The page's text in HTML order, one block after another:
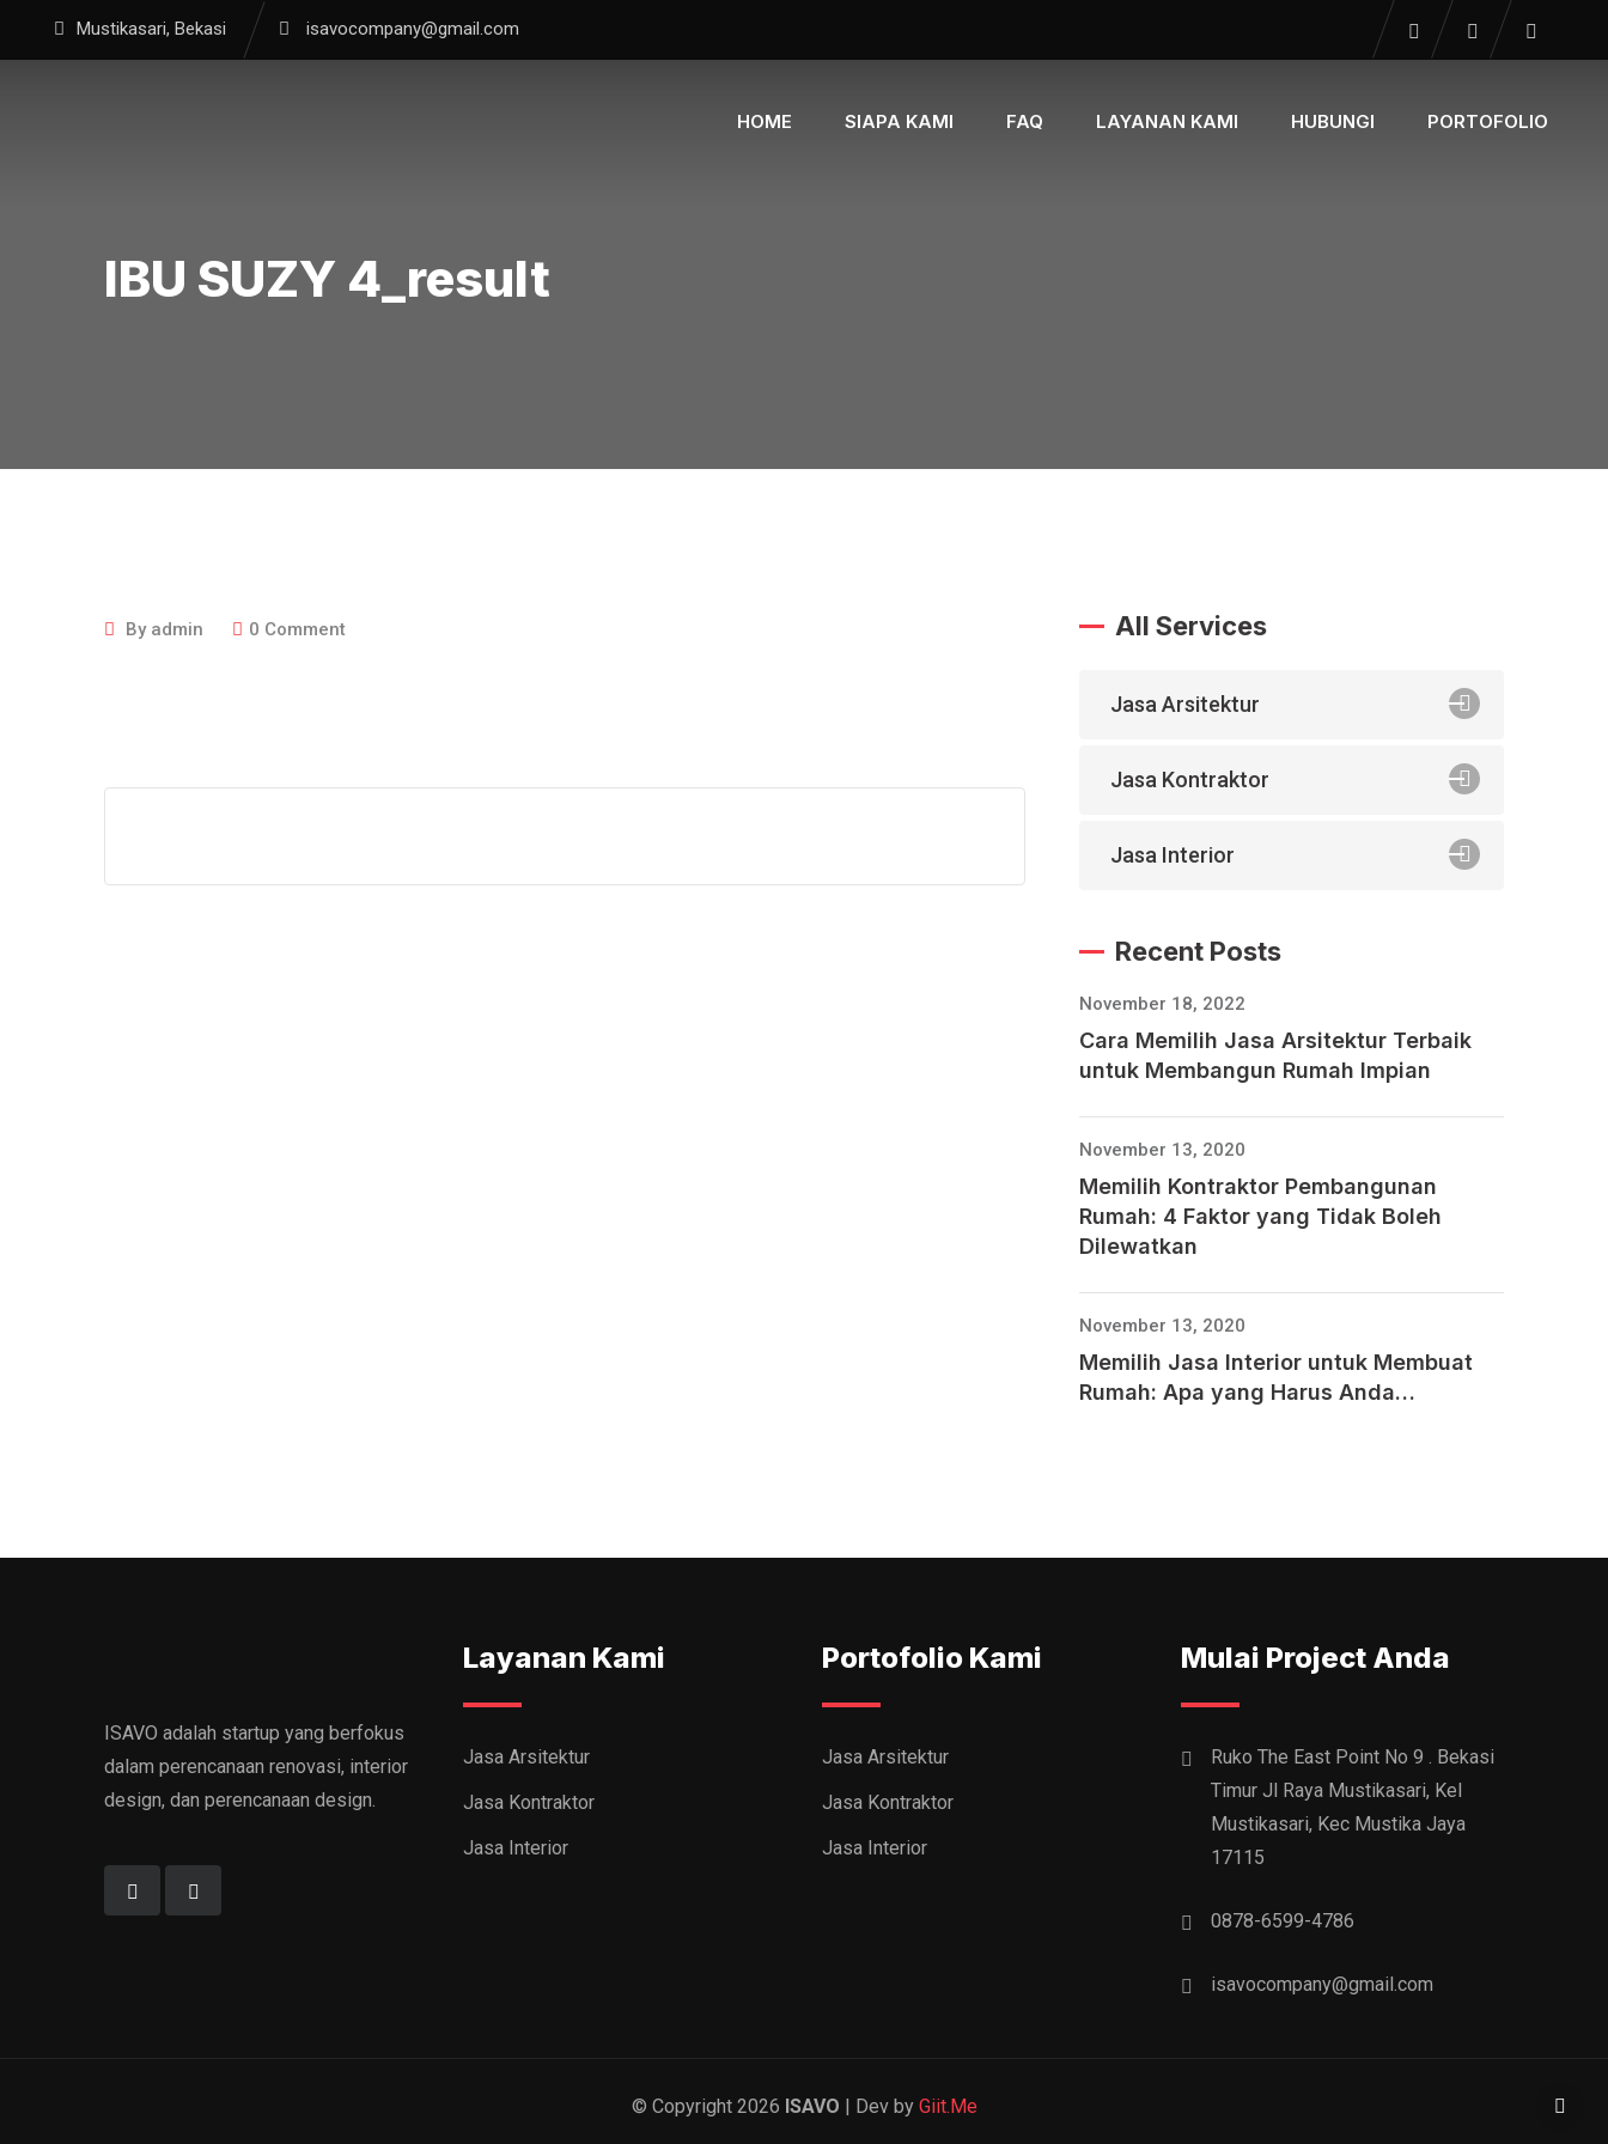
Mustikasari, Bekasi isavocompany@gmail.com
HOME SIAPA KAMI FAQ LAYANAN KAMI HUBUNGI PORTOFOLIO
IBU SUZY 4_result
By admin 0 Comment All Services
Jasa Arsitektur
Jasa Kontraktor
Jasa Interior
Recent Posts
November 18, 2022
Cara Memilih Jasa Arsitektur Terbaik
untuk Membangun Rumah Impian
November 13, 2020
Memilih Kontraktor Pembangunan
Rumah: 4 Faktor yang Tidak Boleh
Dilewatkan
November 13, 2020
Memilih Jasa Interior untuk Membuat
Rumah: Apa yang Harus Anda…
ISAVO adalah startup yang berfokus
dalam perencanaan renovasi, interior
design, dan perencanaan design.
Layanan Kami
Jasa Arsitektur
Jasa Kontraktor
Jasa Interior
Portofolio Kami
Jasa Arsitektur
Jasa Kontraktor
Jasa Interior
Mulai Project Anda
Ruko The East Point No 9 . Bekasi
Timur Jl Raya Mustikasari, Kel
Mustikasari, Kec Mustika Jaya
17115
0878-6599-4786
isavocompany@gmail.com
© Copyright 2026 ISAVO | Dev by Giit.Me